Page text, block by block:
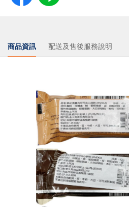
商品資訊 配送及售後服務說明